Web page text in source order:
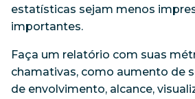
estatísticas sejam menos
importantes.
Faça um relatório com suas
chamativas, como aumento de
de envolvimento, alcance,